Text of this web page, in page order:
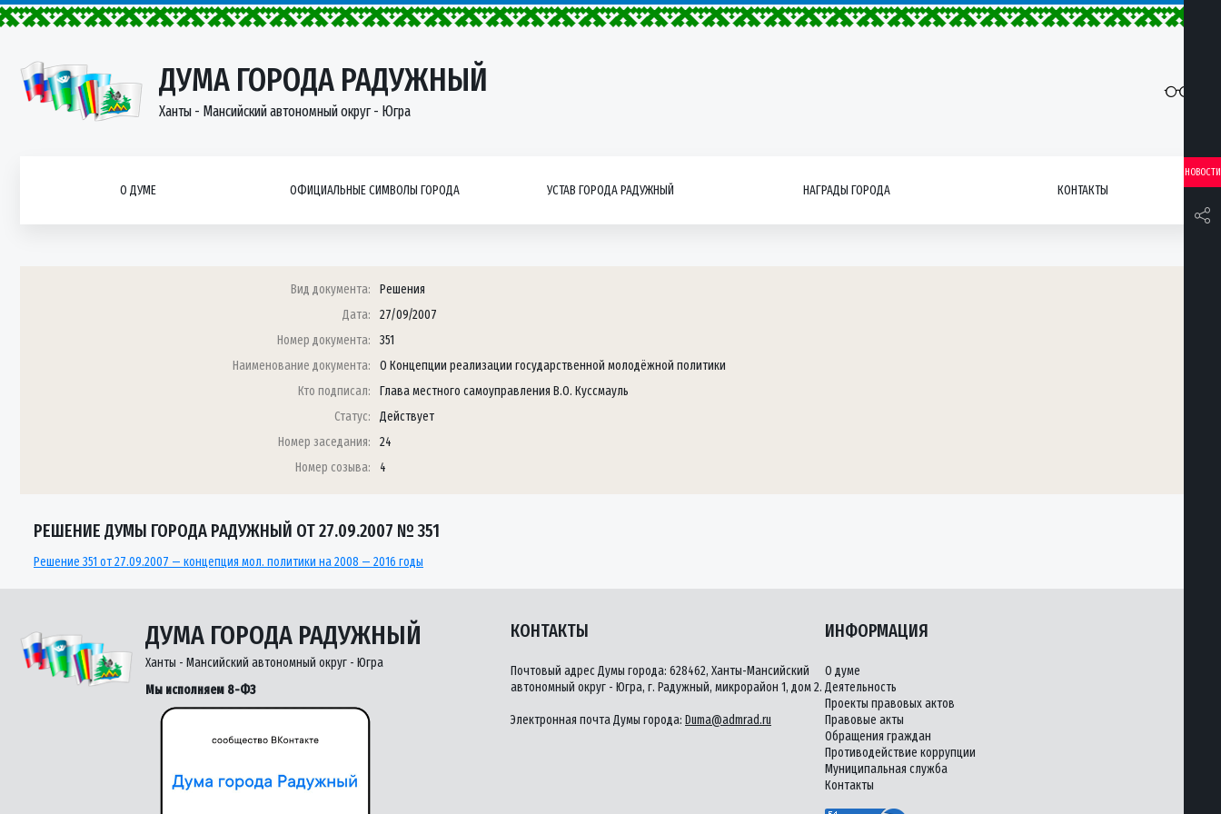
ДУМА ГОРОДА РАДУЖНЫЙ
Ханты - Мансийский автономный округ - Югра
О ДУМЕ ОФИЦИАЛЬНЫЕ СИМВОЛЫ ГОРОДА УСТАВ ГОРОДА РАДУЖНЫЙ НАГРАДЫ ГОРОДА КОНТАКТЫ
НОВОСТИ
Вид документа:
Решения
Дата:
27/09/2007
Номер документа:
351
Наименование документа:
О Концепции реализации государственной молодёжной политики
Кто подписал:
Глава местного самоуправления В.О. Куссмауль
Статус:
Действует
Номер заседания:
24
Номер созыва:
4
РЕШЕНИЕ ДУМЫ ГОРОДА РАДУЖНЫЙ ОТ 27.09.2007 № 351
Решение 351 от 27.09.2007 — концепция мол. политики на 2008 — 2016 годы
ДУМА ГОРОДА РАДУЖНЫЙ
Ханты - Мансийский автономный округ - Югра
Мы исполняем 8-ФЗ
КОНТАКТЫ
Почтовый адрес Думы города: 628462, Ханты-Мансийский
автономный округ - Югра, г. Радужный, микрорайон 1, дом 2.
Электронная почта Думы города: Duma@admrad.ru
ИНФОРМАЦИЯ
О думе
Деятельность
Проекты правовых актов
Правовые акты
Обращения граждан
Противодействие коррупции
Муниципальная служба
Контакты